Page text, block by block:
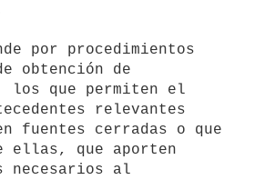
obtención de
los que permiten el
relevantes
fuentes cerradas o que
ellas, que aporten
necesarios al